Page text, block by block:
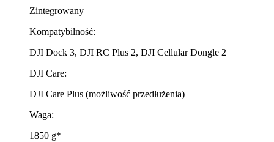
Zintegrowany
Kompatybilność:
DJI Dock 3, DJI RC Plus 2, DJI Cellular Dongle 2
DJI Care:
DJI Care Plus (możliwość przedłużenia)
Waga:
1850 g*